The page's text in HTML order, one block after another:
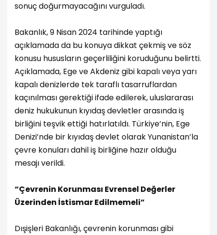
sonuç doğurmayacağını vurguladı.
Bakanlık, 9 Nisan 2024 tarihinde yaptığı
açıklamada da bu konuya dikkat çekmiş ve söz
konusu hususların geçerliliğini koruduğunu belirtti.
Açıklamada, Ege ve Akdeniz gibi kapalı veya yarı
kapalı denizlerde tek taraflı tasarruflardan
kaçınılması gerektiği ifade edilerek, uluslararası
deniz hukukunun kıyıdaş devletler arasında iş
birliğini teşvik ettiği hatırlatıldı. Türkiye’nin, Ege
Denizi’nde bir kıyıdaş devlet olarak Yunanistan’la
çevre konuları dahil iş birliğine hazır olduğu
mesajı verildi.
“Çevrenin Korunması Evrensel Değerler
Üzerinden İstismar Edilmemeli”
Dışişleri Bakanlığı, çevrenin korunması gibi